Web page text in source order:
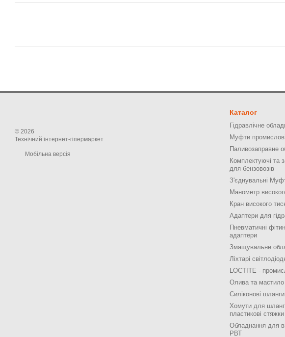
© 2026
Технічний інтернет-гіпермаркет
Мобільна версія
Каталог
Гідравлічне
Муфти промислові
Паливозаправне
Комплектуючі та
для бензовозів
З'єднувальні
Манометр
Кран високого
Адаптери для
Пневматичні
адаптери
Змащувальне
Ліхтарі
LOCTITE -
Олива та мастило
Силіконові
Хомути для
пластикові стяжки
Обладнання для
РВТ